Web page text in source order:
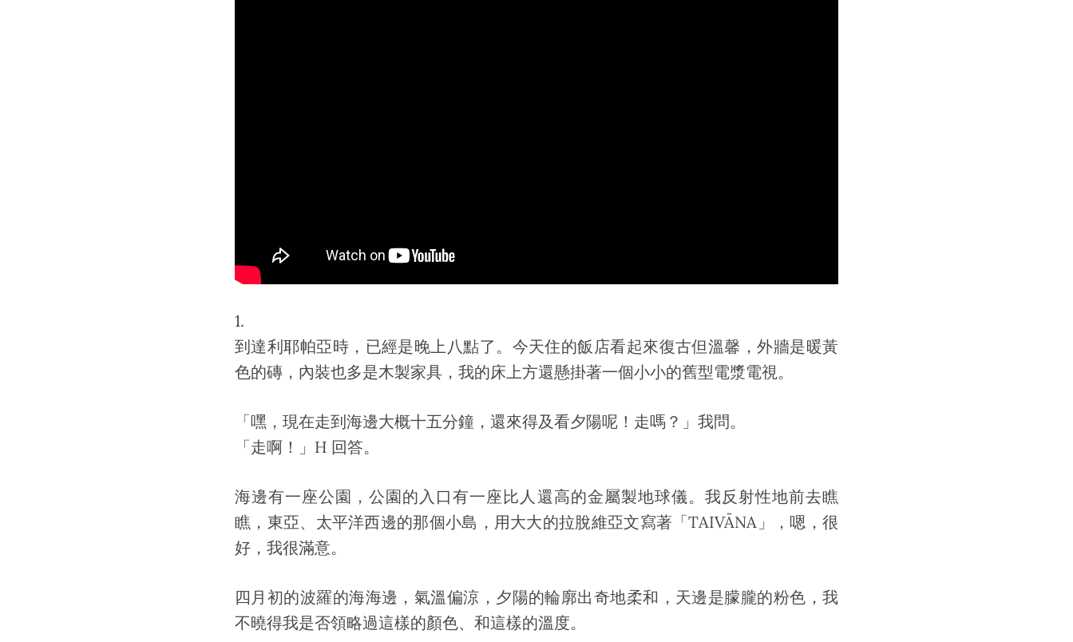
1.
到達利耶帕亞時，已經是晚上八點了。今天住的飯店看起來復古但溫馨，外牆是暖黃
色的磚，內裝也多是木製家具，我的床上方還懸掛著一個小小的舊型電漿電視。
「嘿，現在走到海邊大概十五分鐘，還來得及看夕陽呢！走嗎？」我問。
「走啊！」H 回答。
海邊有一座公園，公園的入口有一座比人還高的金屬製地球儀。我反射性地前去瞧
瞧，東亞、太平洋西邊的那個小島，用大大的拉脫維亞文寫著「TAIVĀNA」，嗯，很
好，我很滿意。
四月初的波羅的海海邊，氣溫偏涼，夕陽的輪廓出奇地柔和，天邊是朦朧的粉色，我
不曉得我是否領略過這樣的顏色、和這樣的溫度。